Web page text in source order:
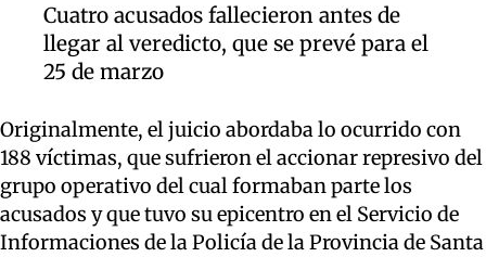
Cuatro acusados fallecieron antes de
llegar al veredicto, que se prevé para el
25 de marzo
Originalmente, el juicio abordaba lo ocurrido con
188 víctimas, que sufrieron el accionar represivo del
grupo operativo del cual formaban parte los
acusados y que tuvo su epicentro en el Servicio de
Informaciones de la Policía de la Provincia de Santa